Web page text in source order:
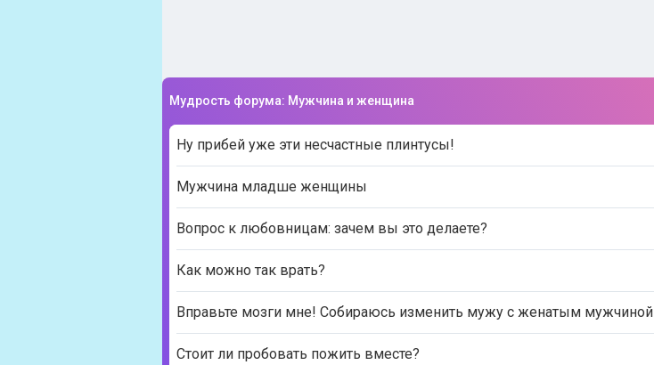
Мудрость форума: Мужчина и женщина
Ну прибей уже эти несчастные плинтусы!
Мужчина младше женщины
Вопрос к любовницам: зачем вы это делаете?
Как можно так врать?
Вправьте мозги мне! Собираюсь изменить мужу с женатым мужчиной
Стоит ли пробовать пожить вместе?